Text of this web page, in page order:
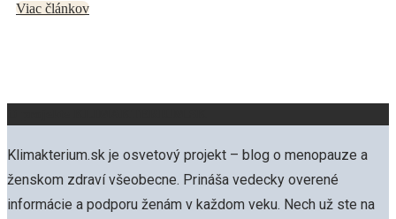
Viac článkov
Klimakterium.sk je osvetový projekt – blog o menopauze a
ženskom zdraví všeobecne. Prináša vedecky overené
informácie a podporu ženám v každom veku. Nech už ste na